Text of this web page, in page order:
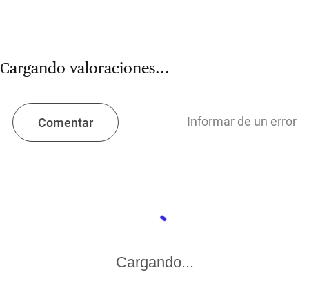
Cargando valoraciones...
Comentar Informar de un error
Cargando...